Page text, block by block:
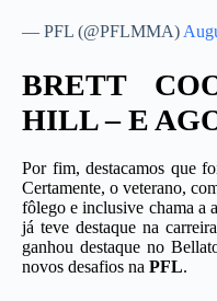
— PFL (@PFLMMA)
BRETT
HILL – E
Por fim, destacamos que
Certamente, o veterano,
fôlego e inclusive chama a
já teve destaque na
ganhou destaque no
novos desafios na PFL.